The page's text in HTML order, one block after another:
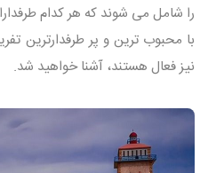
را شامل می شوند که هر کدام
با محبوب ترین و پر طرفدارترین
نیز فعال هستند، آشنا خواهید شد.